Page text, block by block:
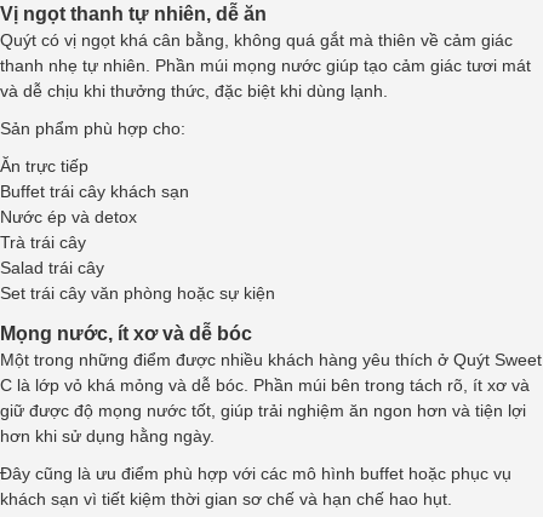
Vị ngọt thanh tự nhiên, dễ ăn
Quýt có vị ngọt khá cân bằng, không quá gắt mà thiên về cảm giác
thanh nhẹ tự nhiên. Phần múi mọng nước giúp tạo cảm giác tươi mát
và dễ chịu khi thưởng thức, đặc biệt khi dùng lạnh.
Sản phẩm phù hợp cho:
Ăn trực tiếp
Buffet trái cây khách sạn
Nước ép và detox
Trà trái cây
Salad trái cây
Set trái cây văn phòng hoặc sự kiện
Mọng nước, ít xơ và dễ bóc
Một trong những điểm được nhiều khách hàng yêu thích ở Quýt Sweet
C là lớp vỏ khá mỏng và dễ bóc. Phần múi bên trong tách rõ, ít xơ và
giữ được độ mọng nước tốt, giúp trải nghiệm ăn ngon hơn và tiện lợi
hơn khi sử dụng hằng ngày.
Đây cũng là ưu điểm phù hợp với các mô hình buffet hoặc phục vụ
khách sạn vì tiết kiệm thời gian sơ chế và hạn chế hao hụt.